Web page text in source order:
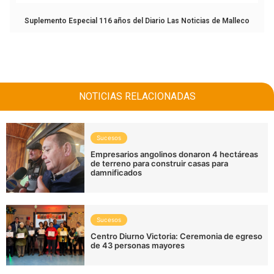
Suplemento Especial 116 años del Diario Las Noticias de Malleco
NOTICIAS RELACIONADAS
Sucesos
Empresarios angolinos donaron 4 hectáreas
de terreno para construir casas para
damnificados
Sucesos
Centro Diurno Victoria: Ceremonia de egreso
de 43 personas mayores